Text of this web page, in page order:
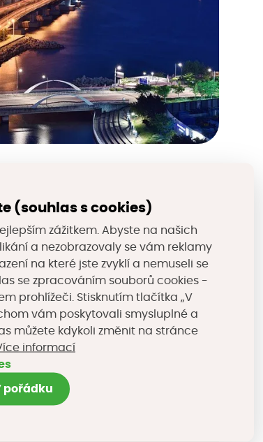
za jízdy. Slouží pro sběr
a automatickému pokutování
v jednom jízdním pruhu i pro
jejich poškozením přetíženými
a úspory v jejich opravách.
(souhlas s cookies)
zážitkem. Abyste na našich
a nezobrazovaly se vám reklamy
na které jste zvyklí a nemuseli se
se zpracováním souborů cookies -
prohlížeči. Stisknutím tlačítka „V
vám poskytovali smysluplné a
můžete kdykoli změnit na stránce
informací
pořádku